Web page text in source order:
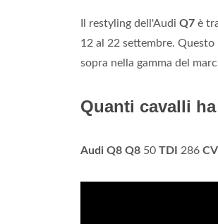
Il restyling dell'Audi Q7 è
12 al 22 settembre.
sopra nella gamma del
Quanti cavalli
Audi Q8 Q8 50 TDI 286 CV